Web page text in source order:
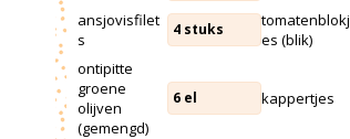
ansjovisfilet
s
4 stuks
tomatenblokj
es (blik)
ontipitte
groene
olijven
(gemengd)
6 el kappertjes